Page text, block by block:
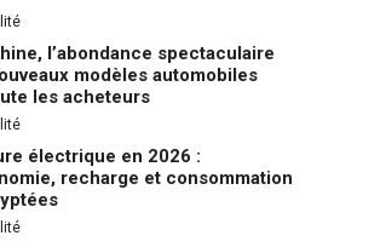
l’abondance spectaculaire
modèles automobiles
les acheteurs
électrique en 2026 :
recharge et consommation